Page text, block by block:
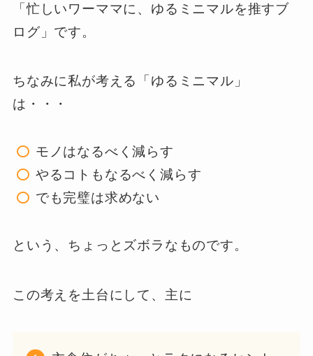
「忙しいワーママに、ゆるミニマルを推すブ
ログ」です。
ちなみに私が考える「ゆるミニマル」
は・・・
モノはなるべく減らす
やるコトもなるべく減らす
でも完璧は求めない
という、ちょっとズボラなものです。
この考えを土台にして、主に